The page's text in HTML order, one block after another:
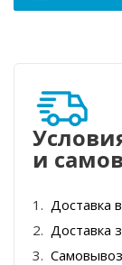
и
Доставка
Доставка